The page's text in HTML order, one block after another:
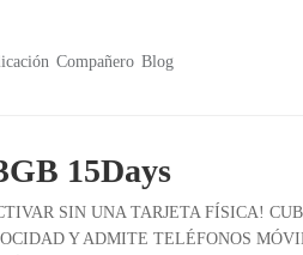
Compañero Blog
15Days
SIN UNA TARJETA FÍSICA!
Y ADMITE TELÉFONOS